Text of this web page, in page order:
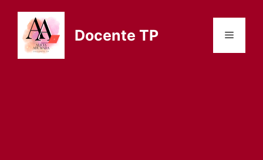
contenido
Docente TP Menú